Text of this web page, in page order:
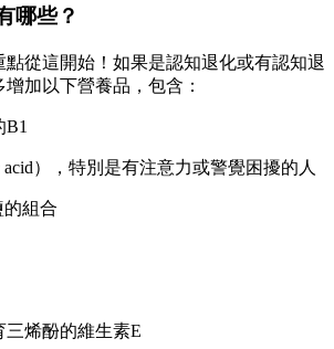
哪些？
點從這開始！如果是認知退化或有認知退
加以下營養品，包含：
B1
acid），特別是有注意力或警覺困擾的人
的組合
三烯酚的維生素E